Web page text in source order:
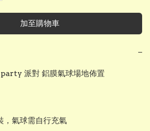
加至購物車
−
派對 鋁膜氣球場地佈置
，氣球需自行充氣